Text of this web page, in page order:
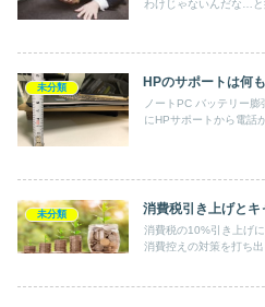
わけじゃないんだな…と
未分類 HPのサポートは何
ノートPC バッテリー
にHPサポートから電話
未分類 消費税引き上げとキ
消費税の10%引き上げ
消費控えの対策を打ち出